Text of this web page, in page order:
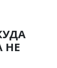
НЕ